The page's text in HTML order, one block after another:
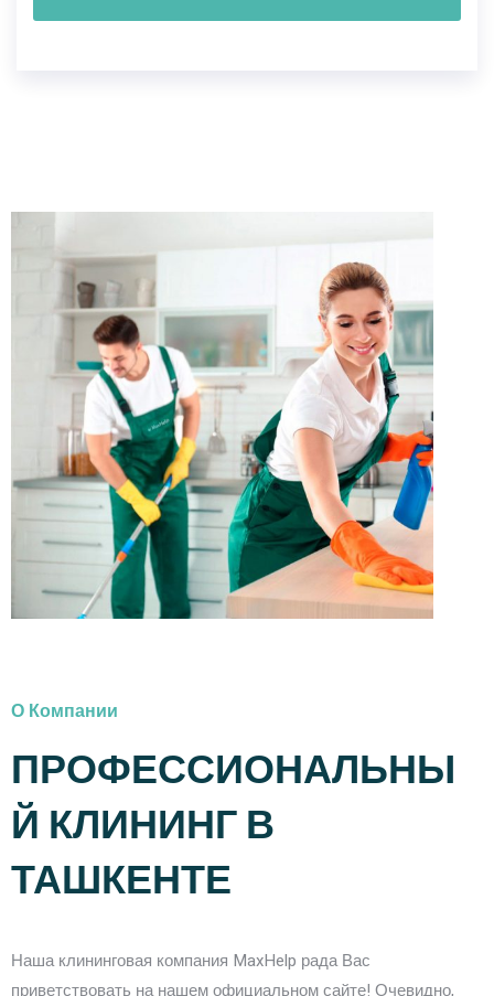
О Компании
ПРОФЕССИОНАЛЬНЫ
Й КЛИНИНГ В
ТАШКЕНТЕ
Наша клининговая компания MaxHelp рада Вас
приветствовать на нашем официальном сайте! Очевидно,